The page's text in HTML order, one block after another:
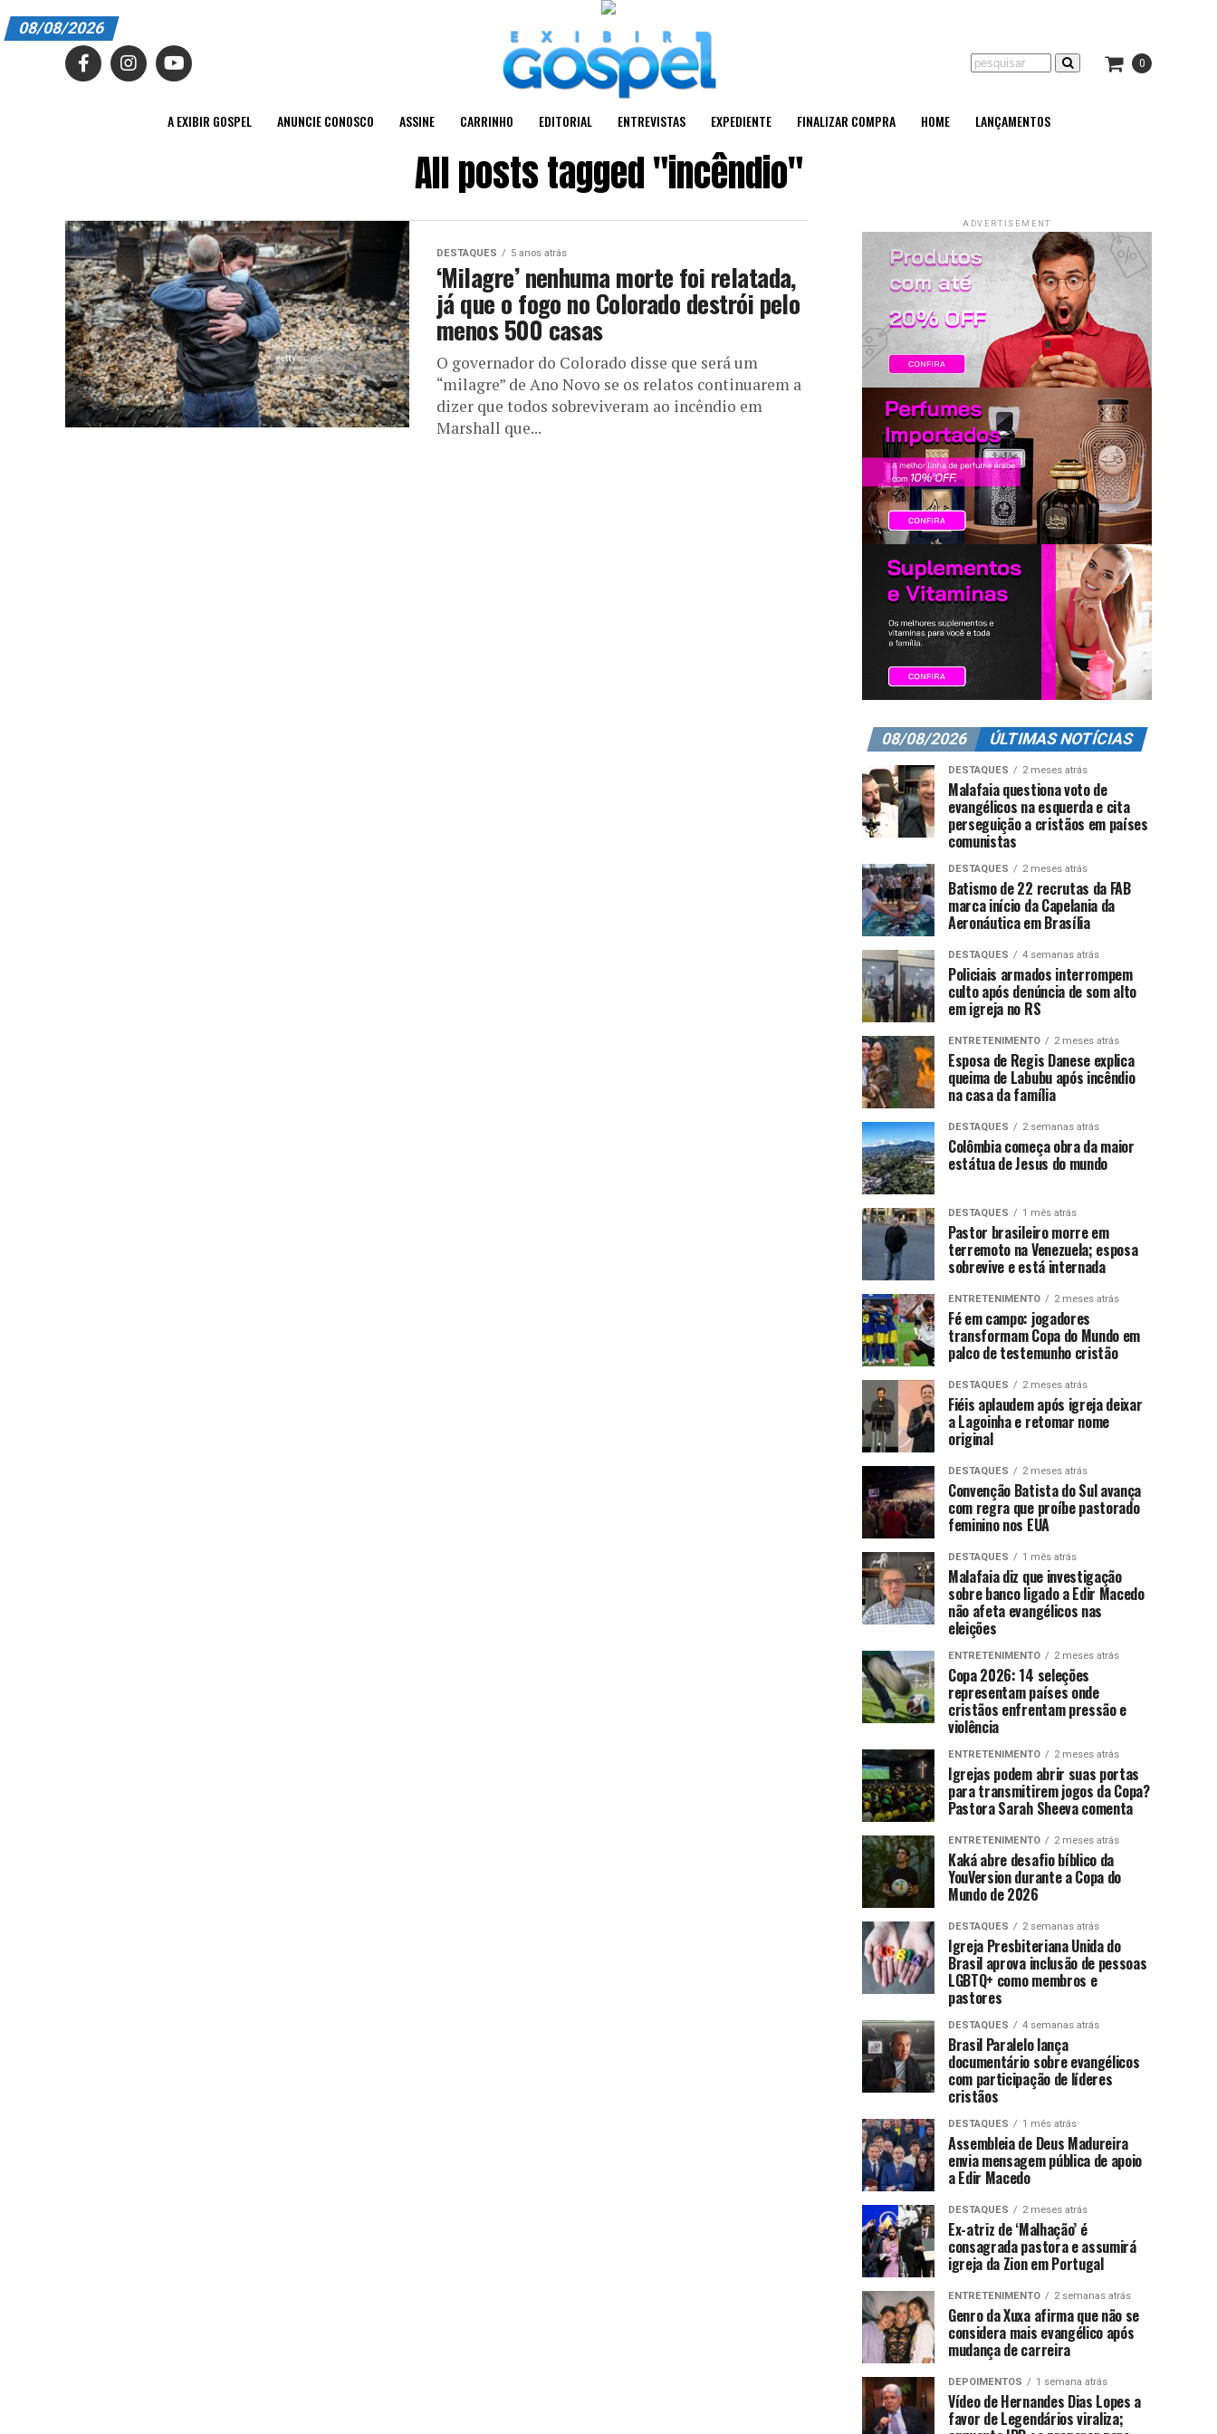
A EXIBIR GOSPEL
EDITORIAL
ENTREVISTAS
EXPEDIENTE
FINALIZAR COMPRA
HOME
LANÇAMENTOS
08/08/2026
0
A EXIBIR GOSPEL ANUNCIE CONOSCO ASSINE CARRINHO EDITORIAL ENTREVISTAS EXPEDIENTE FINALIZAR COMPRA HOME LANÇAMENTOS
All posts tagged "incêndio"
DESTAQUES 5 anos atrás
‘Milagre’ nenhuma morte foi relatada,
já que o fogo no Colorado destrói pelo
menos 500 casas
O governador do Colorado disse que será um
“milagre” de Ano Novo se os relatos continuarem a
dizer que todos sobreviveram ao incêndio em
Marshall que...
ADVERTISEMENT
08/08/2026 ÚLTIMAS NOTÍCIAS
DESTAQUES 2 meses atrás
Malafaia questiona voto de
evangélicos na esquerda e cita
perseguição a cristãos em países
comunistas
DESTAQUES 2 meses atrás
Batismo de 22 recrutas da FAB
marca início da Capelania da
Aeronáutica em Brasília
DESTAQUES 4 semanas atrás
Policiais armados interrompem
culto após denúncia de som alto
em igreja no RS
ENTRETENIMENTO 2 meses atrás
Esposa de Regis Danese explica
queima de Labubu após incêndio
na casa da família
DESTAQUES 2 semanas atrás
Colômbia começa obra da maior
estátua de Jesus do mundo
DESTAQUES 1 mês atrás
Pastor brasileiro morre em
terremoto na Venezuela; esposa
sobrevive e está internada
ENTRETENIMENTO 2 meses atrás
Fé em campo: jogadores
transformam Copa do Mundo em
palco de testemunho cristão
DESTAQUES 2 meses atrás
Fiéis aplaudem após igreja deixar
a Lagoinha e retomar nome
original
DESTAQUES 2 meses atrás
Convenção Batista do Sul avança
com regra que proíbe pastorado
feminino nos EUA
DESTAQUES 1 mês atrás
Malafaia diz que investigação
sobre banco ligado a Edir Macedo
não afeta evangélicos nas
eleições
ENTRETENIMENTO 2 meses atrás
Copa 2026: 14 seleções
representam países onde
cristãos enfrentam pressão e
violência
ENTRETENIMENTO 2 meses atrás
Igrejas podem abrir suas portas
para transmitirem jogos da Copa?
Pastora Sarah Sheeva comenta
ENTRETENIMENTO 2 meses atrás
Kaká abre desafio bíblico da
YouVersion durante a Copa do
Mundo de 2026
DESTAQUES 2 semanas atrás
Igreja Presbiteriana Unida do
Brasil aprova inclusão de pessoas
LGBTQ+ como membros e
pastores
DESTAQUES 4 semanas atrás
Brasil Paralelo lança
documentário sobre evangélicos
com participação de líderes
cristãos
DESTAQUES 1 mês atrás
Assembleia de Deus Madureira
envia mensagem pública de apoio
a Edir Macedo
DESTAQUES 2 meses atrás
Ex-atriz de ‘Malhação’ é
consagrada pastora e assumirá
igreja da Zion em Portugal
ENTRETENIMENTO 2 semanas atrás
Genro da Xuxa afirma que não se
considera mais evangélico após
mudança de carreira
DEPOIMENTOS 1 semana atrás
Vídeo de Hernandes Dias Lopes a
favor de Legendários viraliza;